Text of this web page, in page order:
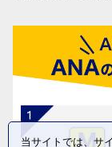
当サイトでは、サ